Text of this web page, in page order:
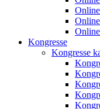
Kongresse
Kongresse